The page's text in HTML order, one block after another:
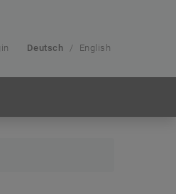
Deutsch / English